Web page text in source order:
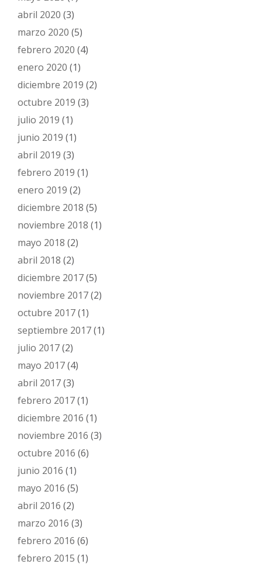
abril 2020 (3)
marzo 2020 (5)
febrero 2020 (4)
enero 2020 (1)
diciembre 2019 (2)
octubre 2019 (3)
julio 2019 (1)
junio 2019 (1)
abril 2019 (3)
febrero 2019 (1)
enero 2019 (2)
diciembre 2018 (5)
noviembre 2018 (1)
mayo 2018 (2)
abril 2018 (2)
diciembre 2017(5)
noviembre 2017(2)
octubre 2017(1)
septiembre 2017(1)
julio 2017(2)
mayo 2017(4)
abril 2017(3)
febrero 2017(1)
diciembre 2016 (1)
noviembre 2016 (3)
octubre 2016 (6)
junio 2016 (1)
mayo 2016 (5)
abril 2016 (2)
marzo 2016 (3)
febrero 2016 (6)
febrero 2015 (1)